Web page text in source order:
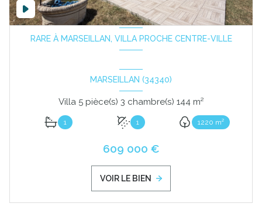
RARE À MARSEILLAN, VILLA PROCHE CENTRE-VILLE
MARSEILLAN (34340)
Villa 5 pièce(s) 3 chambre(s) 144 m²
1 1 1220 m²
609 000 €
VOIR LE BIEN